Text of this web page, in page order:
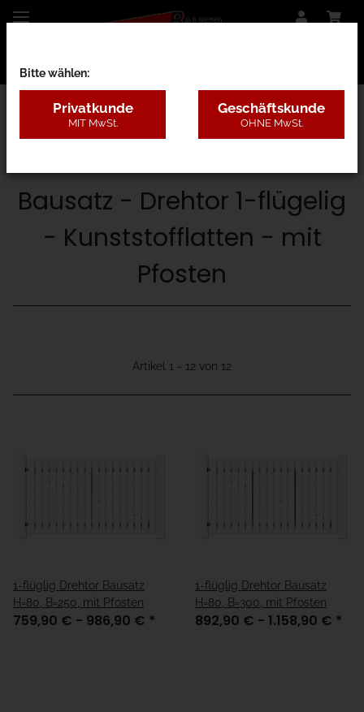
26A - Standard
Bausatz - Drehtor 1-flügelig
- Kunststofflatten - mit
Pfosten
Artikel 1 - 12 von 12
1-flüglig Drehtor Bausatz
H=80, B=250, mit Pfosten
759,90 € - 986,90 € *
1-flüglig Drehtor Bausatz
H=80, B=300, mit Pfosten
892,90 € - 1.158,90 € *
Bitte wählen:
Privatkunde
MIT MwSt.
Geschäftskunde
OHNE MwSt.